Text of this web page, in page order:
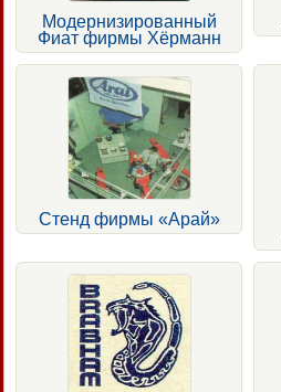
Модернизированный
Фиат фирмы Хёрманн
Стенд фирмы «Арай»